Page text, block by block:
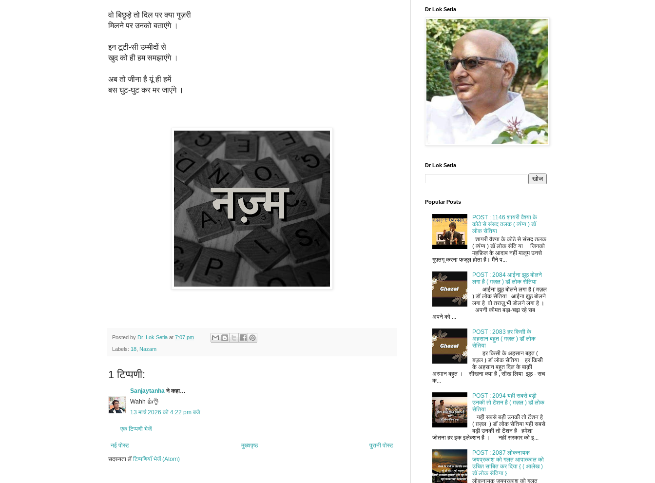
वो बिछुड़े तो दिल पर क्या गुज़री
मिलने पर उनको बताएंगे ।
इन टूटी-सी उम्मीदों से
खुद को ही हम समझाएंगे ।
अब तो जीना है यूं ही हमें
बस घुट-घुट कर मर जाएंगे ।
Posted by Dr. Lok Setia at 7:07 pm
Labels: 18 Nazam
1 टिप्पणी:
Sanjaytanha ने कहा…
Wahh 👍👌
13 मार्च 2026 को 4:22 pm बजे
एक टिप्पणी भेजें
नई पोस्ट पुरानी पोस्ट
मुख्यपृष्ठ
सदस्यता लें टिप्पणियाँ भेजें (Atom)
Dr Lok Setia
Dr Lok Setia
Popular Posts
POST : 1146 शायरी वैश्या के
कोठे से संसद तलक ( व्यंग्य ) डॉ
लोक सेतिया
शायरी वैश्या के कोठे से संसद तलक
( व्यंग्य ) डॉ लोक सेति या जिनको
महफ़िल के आदाब नहीं मालूम उनसे
गुफ़्तगू करना फज़ूल होता है। मैंने प...
POST : 2084 आईना झूठ बोलने
लगा है ( ग़ज़ल ) डॉ लोक सेतिया
आईना झूठ बोलने लगा है ( ग़ज़ल
) डॉ लोक सेतिया आईना झूठ बोलने
लगा है वो तराज़ू भी डोलने लगा है ।
अपनी कीमत बड़ा-चढ़ा रहे सब
अपने को ...
POST : 2083 हर किसी के
अहसान बहुत ( ग़ज़ल ) डॉ लोक
सेतिया
हर किसी के अहसान बहुत (
ग़ज़ल ) डॉ लोक सेतिया हर किसी
के अहसान बहुत दिल के बाक़ी
अरमान बहुत । सीखना क्या है , सीख लिया झूठ - सच
क...
POST : 2094 यही सबसे बड़ी
उनकी तो टेंशन है ( ग़ज़ल ) डॉ लोक
सेतिया
यही सबसे बड़ी उनकी तो टेंशन है
( ग़ज़ल ) डॉ लोक सेतिया यही सबसे
बड़ी उनकी तो टेंशन है हमेशा
जीतना हर इक इलेक्शन है । नहीं सरकार को इ...
POST : 2087 लोकनायक
जयप्रकाश को गलत आपात्काल को
उचित साबित कर दिया { ( आलेख )
डॉ लोक सेतिया }
लोकनायक जयप्रकाश को गलत